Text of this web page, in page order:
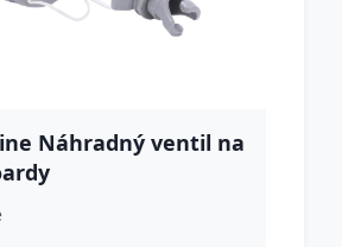
Náhradný ventil na